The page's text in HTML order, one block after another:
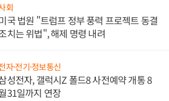
회
국 법원 "트럼프 정부 풍력 프로젝트 동결
치는 위법", 해제 명령 내려
자·전기·정보통신
성전자, 갤럭시Z 폴드8 사전예약 개통 8
31일까지 연장